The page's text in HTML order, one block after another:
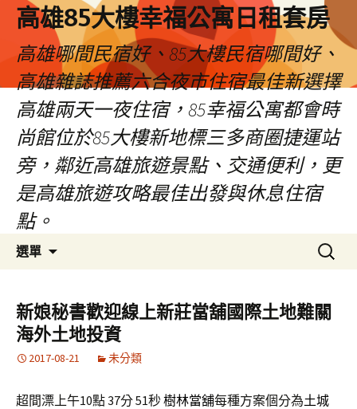
高雄85大樓幸福公寓日租套房
高雄哪間民宿好、85大樓民宿哪間好、
高雄雜誌推薦六合夜市住宿最佳新選擇
高雄兩天一夜住宿，85幸福公寓都會時
尚館位於85大樓新地標三多商圈捷運站
旁，鄰近高雄旅遊景點、交通便利，更
是高雄旅遊攻略最佳出發與休息住宿
點。
選單
容
區
搜
尋
鍵
字:
新娘秘書歡迎線上新莊當舖國際土地難關
海外土地投資
2017-08-21 未分類
超間漂上午10點 37分 51秒樹林當舖每種方案個分為土城